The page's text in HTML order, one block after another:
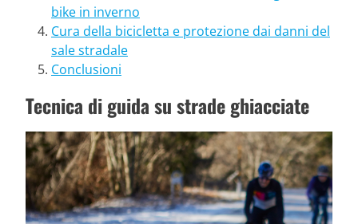
bike in inverno
Cura della bicicletta e protezione dai danni del
sale stradale
Conclusioni
Tecnica di guida su strade ghiacciate